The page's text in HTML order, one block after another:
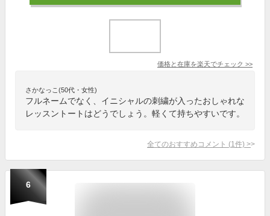
価格と在庫を楽天でチェック >>
さかなっこ(50代・女性)
フルネームでなく、イニシャルの刺繍が入ったおしゃれな
レッスントートはどうでしょう。軽くて持ちやすいです。
全てのおすすめコメント (1 件) >
6